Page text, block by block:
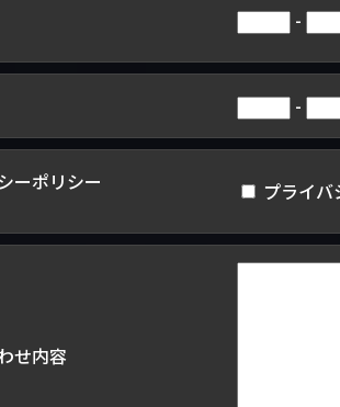
-
-
ーポリシー プライ
せ内容